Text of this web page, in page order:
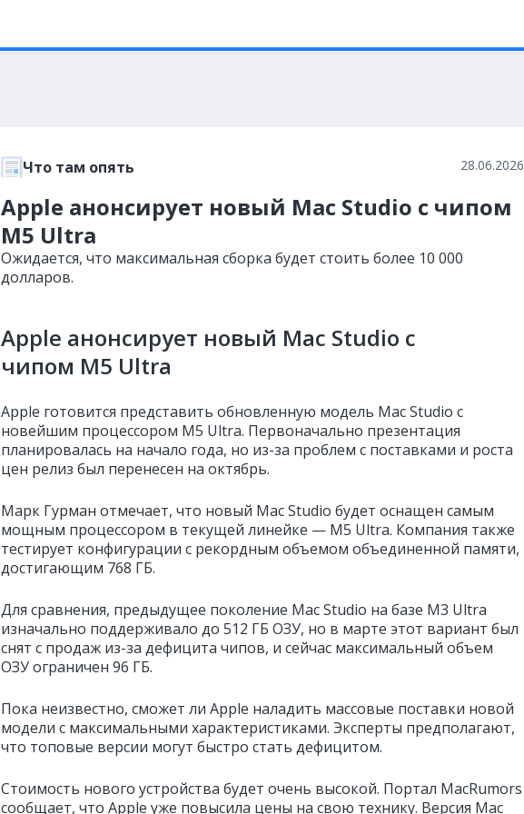
Что там опять 28.06.2026
Apple анонсирует новый Mac Studio с чипом
M5 Ultra
Ожидается, что максимальная сборка будет стоить более 10 000
долларов.
Apple анонсирует новый Mac Studio с
чипом M5 Ultra
Apple готовится представить обновленную модель Mac Studio с
новейшим процессором M5 Ultra. Первоначально презентация
планировалась на начало года, но из-за проблем с поставками и роста
цен релиз был перенесен на октябрь.
Марк Гурман отмечает, что новый Mac Studio будет оснащен самым
мощным процессором в текущей линейке — M5 Ultra. Компания также
тестирует конфигурации с рекордным объемом объединенной памяти,
достигающим 768 ГБ.
Для сравнения, предыдущее поколение Mac Studio на базе M3 Ultra
изначально поддерживало до 512 ГБ ОЗУ, но в марте этот вариант был
снят с продаж из-за дефицита чипов, и сейчас максимальный объем
ОЗУ ограничен 96 ГБ.
Пока неизвестно, сможет ли Apple наладить массовые поставки новой
модели с максимальными характеристиками. Эксперты предполагают,
что топовые версии могут быстро стать дефицитом.
Стоимость нового устройства будет очень высокой. Портал MacRumors
сообщает, что Apple уже повысила цены на свою технику. Версия Mac